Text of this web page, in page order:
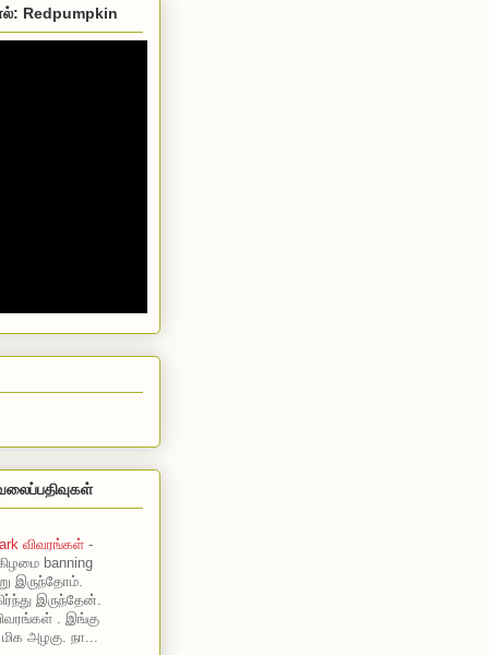
Redpumpkin
விவரங்கள் -
banning
இருந்தோம்.
இருந்தேன்.
. இங்கு
அழகு. நா...